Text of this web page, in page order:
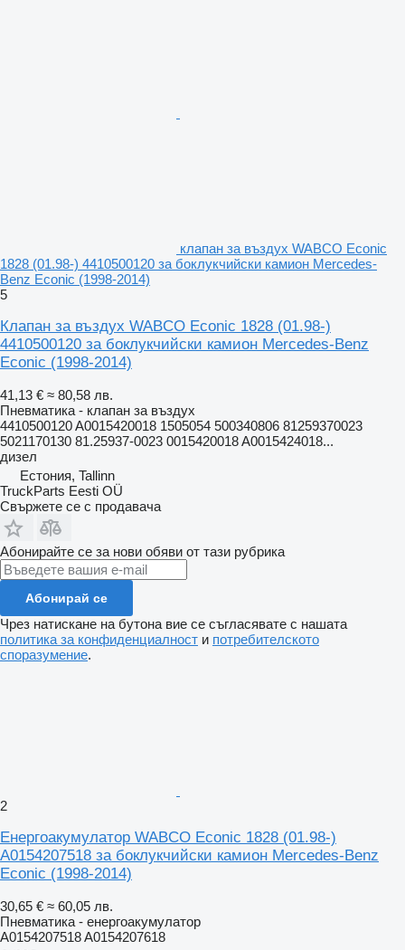
клапан за въздух WABCO Econic
1828 (01.98-) 4410500120 за боклукчийски камион Mercedes-
Benz Econic (1998-2014)
5
Клапан за въздух WABCO Econic 1828 (01.98-)
4410500120 за боклукчийски камион Mercedes-Benz
Econic (1998-2014)
41,13 € ≈ 80,58 лв.
Пневматика - клапан за въздух
4410500120 A0015420018 1505054 500340806 81259370023
5021170130 81.25937-0023 0015420018 A0015424018...
дизел
Естония, Tallinn
TruckParts Eesti OÜ
Свържете се с продавача
Абонирайте се за нови обяви от тази рубрика
Абонирай се
Чрез натискане на бутона вие се съгласявате с нашата
политика за конфиденциалност и потребителското
споразумение.
2
Енергоакумулатор WABCO Econic 1828 (01.98-)
A0154207518 за боклукчийски камион Mercedes-Benz
Econic (1998-2014)
30,65 € ≈ 60,05 лв.
Пневматика - енергоакумулатор
A0154207518 A0154207618